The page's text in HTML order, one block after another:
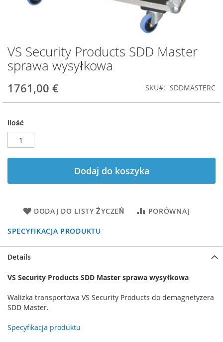
VS Security Products SDD Master
sprawa wysyłkowa
1761,00 € SKU SDDMASTERC
Ilość
Dodaj do koszyka
DODAJ DO LISTY ŻYCZEŃ PORÓWNAJ
SPECYFIKACJA PRODUKTU
Przejdź
na
początek
Details
VS Security Products SDD Master sprawa wysyłkowa
Walizka transportowa VS Security Products do demagnetyzera
SDD Master.
Specyfikacja produktu